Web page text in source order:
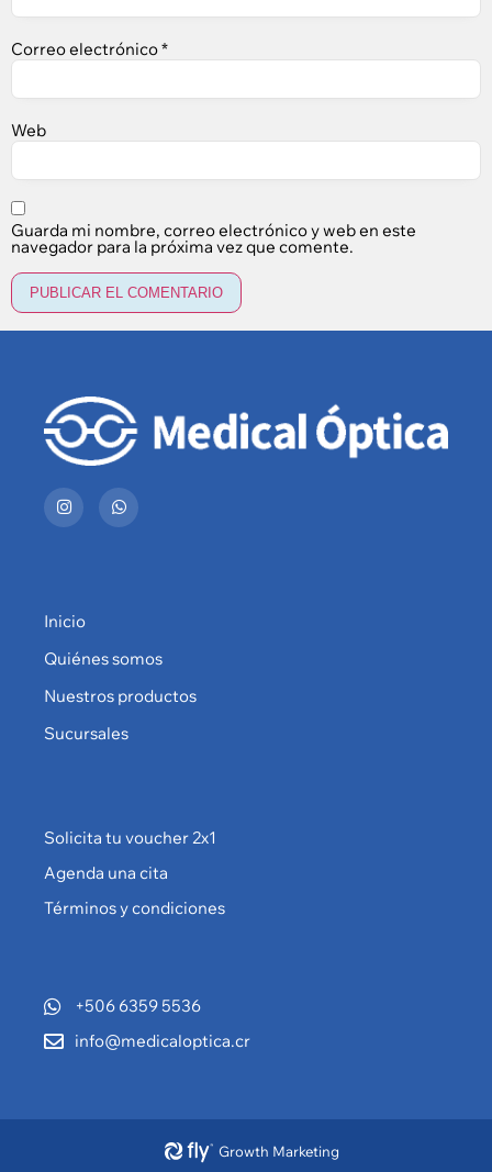
Correo electrónico*
Web
Guarda mi nombre, correo electrónico y web en este
navegador para la próxima vez que comente.
Inicio
Quiénes somos
Nuestros productos
Sucursales
Solicita tu voucher 2x1
Agenda una cita
Términos y condiciones
+506 6359 5536
info@medicaloptica.cr
Growth Marketing